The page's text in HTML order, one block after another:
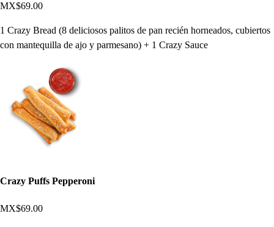
MX$69.00
1 Crazy Bread (8 deliciosos palitos de pan recién horneados, cubiertos
con mantequilla de ajo y parmesano) + 1 Crazy Sauce
Crazy Puffs Pepperoni
MX$69.00